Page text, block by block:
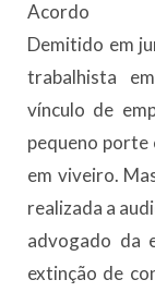
Acordo
Demitido em
trabalhista
vínculo de
pequeno porte
em viveiro.
realizada a
advogado da
extinção de